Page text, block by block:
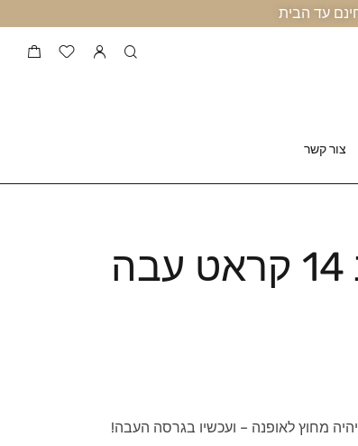
צור קשר
צמיד חבל זהב 14 קראט עבה
מחוץ לאופנה – ועכשיו בגרסה העבה!